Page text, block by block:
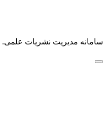
سامانه مدیریت نشریات علمی.